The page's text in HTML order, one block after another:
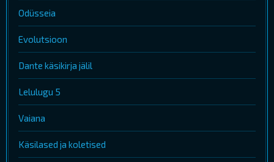
Odüsseia
Evolutsioon
Dante käsikirja jälil
Lelulugu 5
Vaiana
Käsilased ja koletised